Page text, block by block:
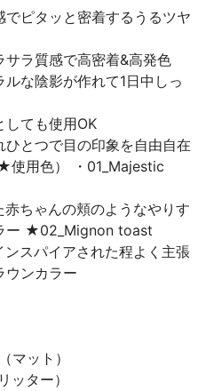
でピタッと密着するうるツヤ
サラ質感で高密着&高発色
ルな陰影が作れて1日中しっ
しても使用OK
ひとつで目の印象を自由自在
用色） ・01_Majestic
ちゃんの頬のようなやりす
ー ★02_Mignon toast
スパイアされた程よく主張
ウンカラー
マット）
ッター）